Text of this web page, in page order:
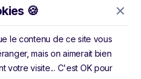
🍪
le contenu de ce site vous
mais on aimerait bien
votre visite... C'est OK pour